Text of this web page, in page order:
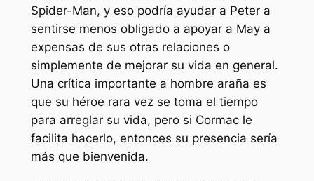
Spider-Man, y eso podría ayudar a Peter a
sentirse menos obligado a apoyar a May a
expensas de sus otras relaciones o
simplemente de mejorar su vida en general.
Una crítica importante a hombre araña es
que su héroe rara vez se toma el tiempo
para arreglar su vida, pero si Cormac le
facilita hacerlo, entonces su presencia sería
más que bienvenida.